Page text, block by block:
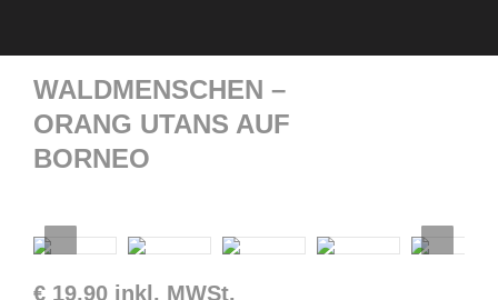
WALDMENSCHEN –
ORANG UTANS AUF
BORNEO
€ 19,90 inkl. MWSt.